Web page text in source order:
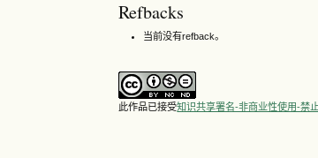
Refbacks
当前没有refback。
此作品已接受知识共享署名-非商业性使用-禁